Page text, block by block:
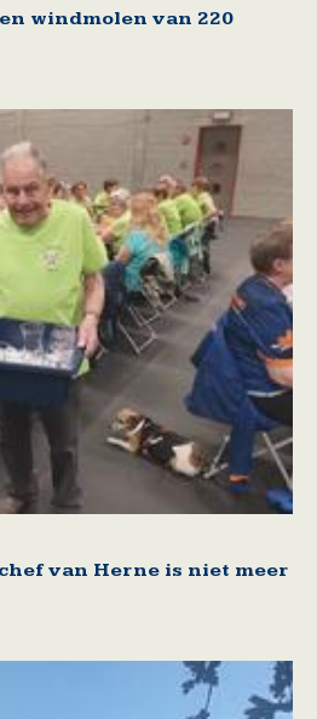
windmolen van 220
van Herne is niet meer